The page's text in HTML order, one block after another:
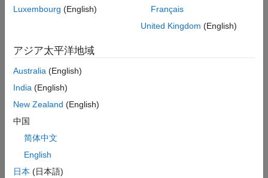
バージョン履歴
R2023a で導入
参考
CWE チェック (-cwe)
トピック
コーディング規約違反のチェックおよびレビュー
Luxembourg (English)
Français
United Kingdom (English)
アジア太平洋地域
Australia (English)
India (English)
New Zealand (English)
中国
简体中文
English
日本 (日本語)